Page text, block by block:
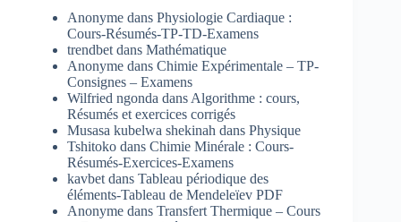
Anonyme dans Physiologie Cardiaque :
Cours-Résumés-TP-TD-Examens
trendbet dans Mathématique
Anonyme dans Chimie Expérimentale – TP-
Consignes – Examens
Wilfried ngonda dans Algorithme : cours,
Résumés et exercices corrigés
Musasa kubelwa shekinah dans Physique
Tshitoko dans Chimie Minérale : Cours-
Résumés-Exercices-Examens
kavbet dans Tableau périodique des
éléments-Tableau de Mendeleïev PDF
Anonyme dans Transfert Thermique – Cours